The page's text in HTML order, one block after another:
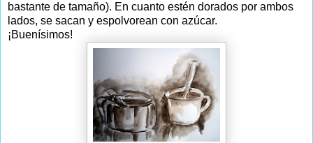
bastante de tamaño). En cuanto estén dorados por ambos
lados, se sacan y espolvorean con azúcar.
¡Buenísimos!